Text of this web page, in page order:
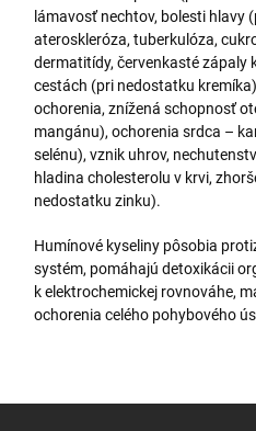
lámavosť nechtov, bolesti hlavy
ateroskleróza, tuberkulóza,
dermatitídy, červenkasté zápaly
cestách (pri nedostatku
ochorenia, znížená schopnosť
mangánu), ochorenia srdca –
selénu), vznik uhrov,
hladina cholesterolu v krvi,
nedostatku zinku).
Humínové kyseliny pôsobia
systém, pomáhajú detoxikácii
k elektrochemickej rovnováhe,
ochorenia celého pohybového